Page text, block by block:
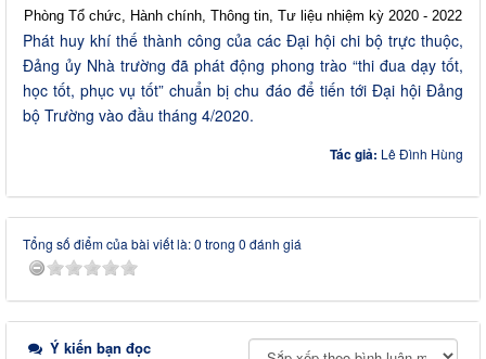
Phòng Tổ chức, Hành chính, Thông tin, Tư liệu nhiệm kỳ 2020 - 2022
Phát huy khí thế thành công của các Đại hội chi bộ trực thuộc,
Đảng ủy Nhà trường đã phát động phong trào “thi đua dạy tốt,
học tốt, phục vụ tốt” chuẩn bị chu đáo để tiến tới Đại hội Đảng
bộ Trường vào đầu tháng 4/2020.
Tác giả: Lê Đình Hùng
Tổng số điểm của bài viết là: 0 trong 0 đánh giá
Ý kiến bạn đọc